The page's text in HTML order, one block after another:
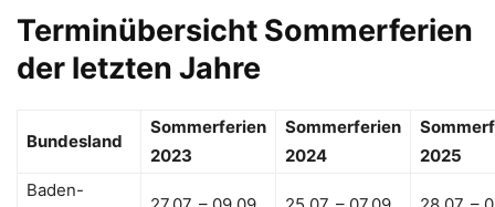
Terminübersicht Sommerferien
der letzten Jahre
Bundesland
Sommerferien
2023
Sommerferien
2024
2025
Baden-